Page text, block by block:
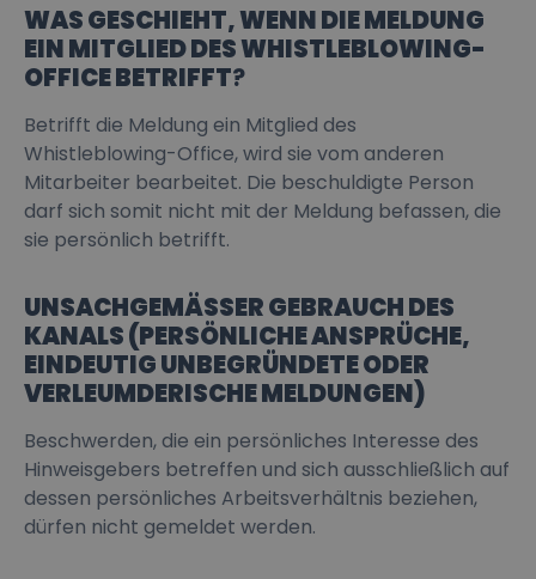
WAS GESCHIEHT, WENN DIE MELDUNG
EIN MITGLIED DES WHISTLEBLOWING-
OFFICE BETRIFFT?
Betrifft die Meldung ein Mitglied des
Whistleblowing-Office, wird sie vom anderen
Mitarbeiter bearbeitet. Die beschuldigte Person
darf sich somit nicht mit der Meldung befassen, die
sie persönlich betrifft.
UNSACHGEMÄSSER GEBRAUCH DES
KANALS (PERSÖNLICHE ANSPRÜCHE,
EINDEUTIG UNBEGRÜNDETE ODER
VERLEUMDERISCHE MELDUNGEN)
Beschwerden, die ein persönliches Interesse des
Hinweisgebers betreffen und sich ausschließlich auf
dessen persönliches Arbeitsverhältnis beziehen,
dürfen nicht gemeldet werden.